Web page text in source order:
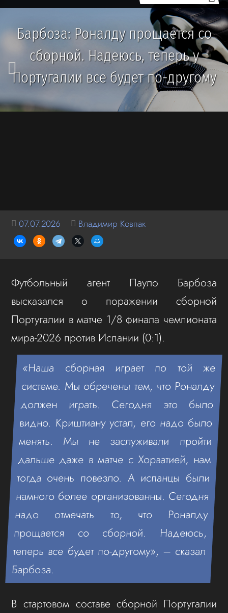
Барбоза: Роналду прощается со
сборной. Надеюсь, теперь у
Португалии все будет по-другому
07.07.2026 Владимир Ковпак
Футбольный агент Пауло Барбоза
высказался о поражении сборной
Португалии в матче 1/8 финала чемпионата
мира-2026 против Испании (0:1).
«Наша сборная играет по той же
системе. Мы обречены тем, что Роналду
должен играть. Сегодня это было
видно. Криштиану устал, его надо было
менять. Мы не заслуживали пройти
дальше даже в матче с Хорватией, нам
тогда очень повезло. А испанцы были
намного более организованны. Сегодня
надо отмечать то, что Роналду
прощается со сборной. Надеюсь,
теперь все будет по-другому», – сказал
Барбоза.
В стартовом составе сборной Португалии